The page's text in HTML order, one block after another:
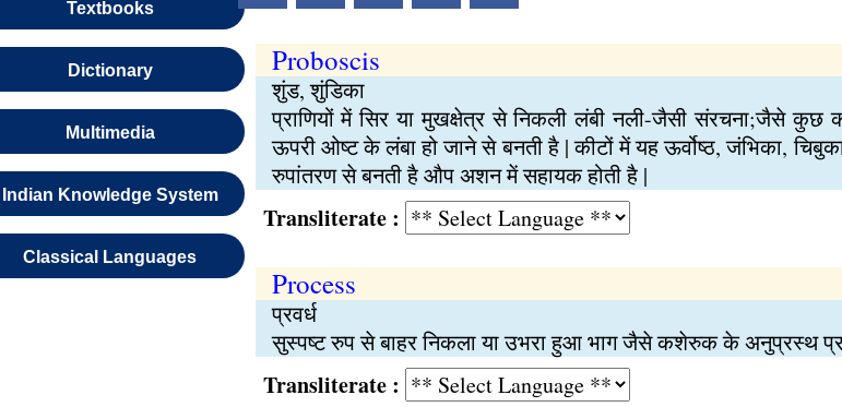
Textbooks
Dictionary
Multimedia
Indian Knowledge System
Classical Languages
Proboscis
शुंड, शुंडिका
प्राणियों में सिर या मुखक्षेत्र से निकली लंबी नली-जैसी संरचना;जैसे कुछ
ऊपरी ओष्ट के लंबा हो जाने से बनती है | कीटों में यह ऊर्वोष्ठ, जंभिका,
रुपांतरण से बनती है औप अशन में सहायक होती है |
Transliterate :
Process
प्रवर्ध
सुस्पष्ट रुप से बाहर निकला या उभरा हुआ भाग जैसे कशेरुक के अनुप्रस्थ
Transliterate :